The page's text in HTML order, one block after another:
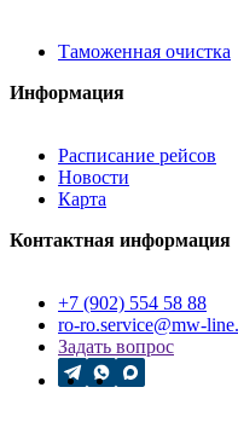
Таможенная очистка
Информация
Расписание рейсов
Новости
Карта
Контактная информация
+7 (902) 554 58 88
ro-ro.service@mw-
Задать вопрос